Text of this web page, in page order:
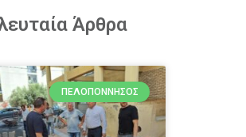
Άρθρα
ΠΕΛΟΠΌΝΝΗΣΟΣ